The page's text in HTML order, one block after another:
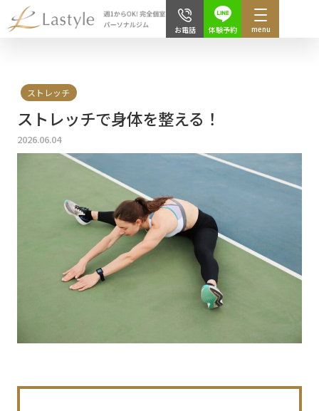
お電話 体験予約 menu
ストレッチ
ストレッチで身体を整える！
2026.06.04